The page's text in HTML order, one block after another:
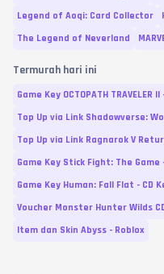
Legend of Aoqi: Card Collector
The Legend of Neverland
Termurah hari ini
Game Key OCTOPATH TRAVELER
Top Up via Link Shadowverse:
Top Up via Link Ragnarok V
Game Key Stick Fight: The Game
Game Key Human: Fall Flat - CD
Voucher Monster Hunter Wilds
Item dan Skin Abyss - Roblox